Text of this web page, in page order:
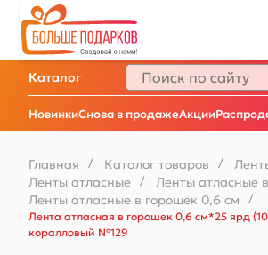
НовинкиСнова в продажеАкции
Каталог
Главная / Каталог товаров /
Ленты атласные / Ленты атласные
Ленты атласные в горошек 0,6 см
/
Лента атласная в горошек 0,6 см*25 ярд
коралловый №129